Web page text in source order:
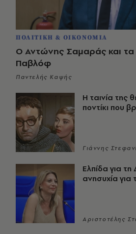
ΠΟΛΙΤΙΚΗ & ΟΙΚΟΝΟΜΙΑ
Ο Αντώνης Σαμαράς και τα
Παβλόφ
Παντελής Καψής
Η ταινία της
ποντίκι που
Γιάννης
Ελπίδα για
ανησυχία για
Αριστοτέλης